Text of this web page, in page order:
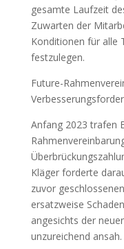
gesamte Laufzeit
Zuwarten der
Konditionen für alle
festzulegen.
Future-
Anfang 2023 trafen
Kläger forderte
zuvor
ersatzweise
angesichts der
unzureichend ansah.